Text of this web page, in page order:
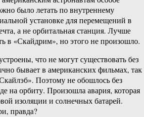
было летать по внутреннему
установке для перемещений в
а не орбитальная станция. Лучше
в «Скайдрим», но этого не произошло.
что не могут существовать без
бывает в американских фильмах, так
Поэтому не обошлось без
на орбиту. Произошла авария, которая
изоляции и солнечных батарей.
правда?